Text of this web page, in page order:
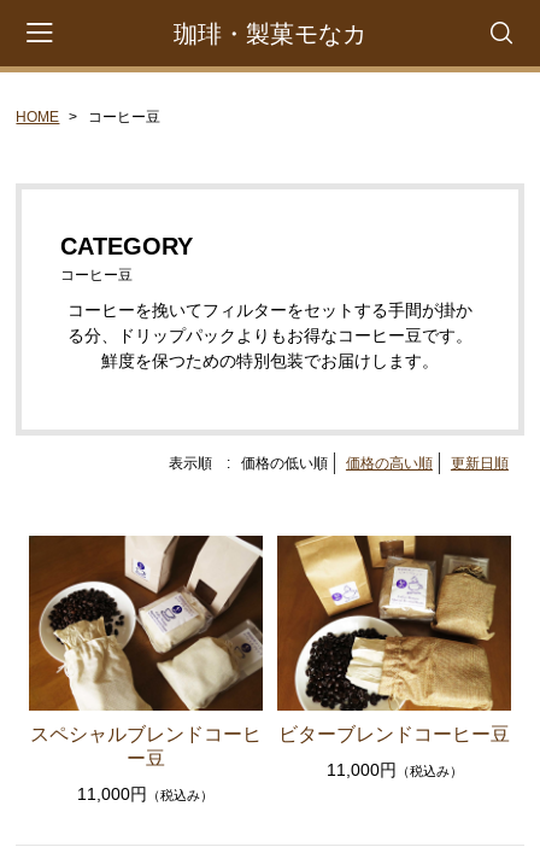
珈琲・製菓モなカ
CATEGORY
ドリップパックコーヒー
水出しコーヒーバッグ
HOME コーヒー豆
CATEGORY
コーヒー豆
コーヒーを挽いてフィルターをセットする手間が掛か
る分、ドリップパックよりもお得なコーヒー豆です。
鮮度を保つための特別包装でお届けします。
表示順 : 価格の低い順 価格の高い順 更新日順
スペシャルブレンドコーヒ
ー豆
11,000円 （税込み）
ビターブレンドコーヒー豆
11,000円 （税込み）